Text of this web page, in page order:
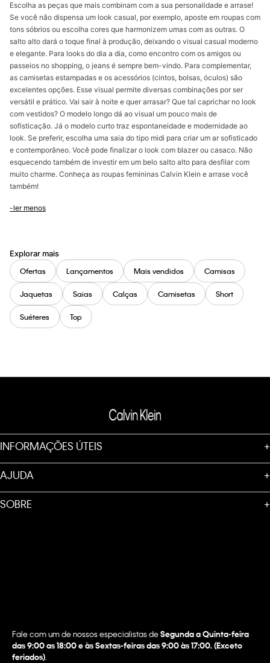
Escolha as peças que mais combinam com a sua personalidade e arrase!
Se você não dispensa um look casual, por exemplo, aposte em roupas com
tons sóbrios ou escolha cores que harmonizem umas com as outras. O
salto alto dará o toque final à produção, deixando o visual casual moderno
e elegante. Para looks do dia a dia, como encontro com os amigos ou
passeios no shopping, o jeans é sempre bem-vindo. Para complementar,
as camisetas estampadas e os acessórios (cintos, bolsas, óculos) são
excelentes opções. Esse visual permite diversas combinações por ser
versátil e prático. Vai sair à noite e quer arrasar? Que tal caprichar no look
com vestidos? O modelo longo dá ao visual um pouco mais de
sofisticação. Já o modelo curto traz espontaneidade e modernidade ao
look. Se preferir, escolha uma saia do tipo midi para criar um ar sofisticado
e contemporâneo. Você pode finalizar o look com blazer ou casaco. Não
esquecendo também de investir em um belo salto alto para desfilar com
muito charme. Conheça as roupas femininas Calvin Klein e arrase você
também!
-ler menos
Explorar mais
Ofertas
Lançamentos Mais vendidos Camisas
Jaquetas Saias Calças Camisetas Short
Suéteres Top
INFORMAÇÕES ÚTEIS +
AJUDA +
SOBRE +
Fale com um de nossos especialistas deSegunda a Quinta-feira
das 9:00 as 18:00 e às Sextas-feiras das 9:00 às 17:00. (Exceto
feriados)